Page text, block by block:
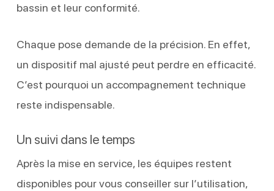
bassin et leur conformité.
Chaque pose demande de la précision. En effet,
un dispositif mal ajusté peut perdre en efficacité.
C’est pourquoi un accompagnement technique
reste indispensable.
Un suivi dans le temps
Après la mise en service, les équipes restent
disponibles pour vous conseiller sur l’utilisation,